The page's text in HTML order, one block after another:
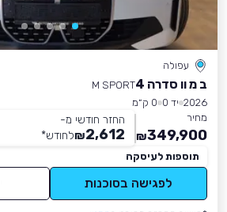
עפולה
ב מ וו סדרה 4
M SPORT
2026 יד 0
0 ק״מ
מחיר
349,900
₪
החזר חודשי מ-
2,612
₪לחודש*
תוספות לעיסקה
לפגישה בסוכנות